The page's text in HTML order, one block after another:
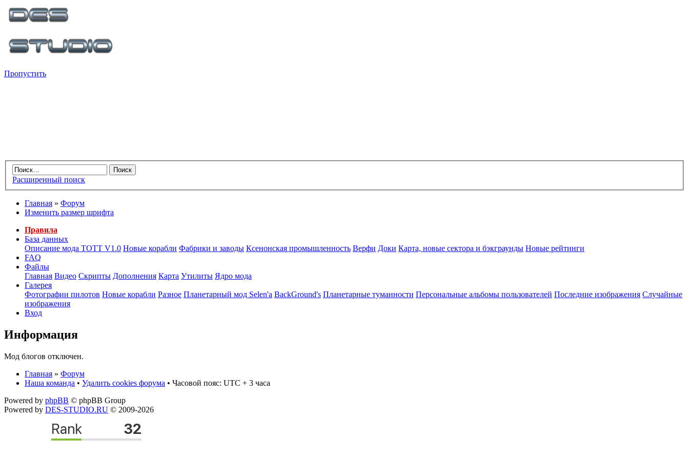
Пропустить
Расширенный поиск
Главная » Форум
Изменить размер шрифта
Правила
База данных
Описание мода ТОТТ V1.0 Новые корабли Фабрики и заводы Ксенонская промышленность Верфи Доки Карта, новые сектора и бэкграунды Новые рейтинги
FAQ
Файлы
Главная Видео Скрипты Дополнения Карта Утилиты Ядро мода
Галерея
Фотографии пилотов Новые корабли Разное Планетарный мод Selen'a BackGround's Планетарные туманности Персональные альбомы пользователей Последние изображения Случайные
изображения
Вход
Информация
Мод блогов отключен.
Главная » Форум
Наша команда • Удалить cookies форума • Часовой пояс: UTC + 3 часа
Powered by phpBB © phpBB Group
Powered by DES-STUDIO.RU © 2009-2026